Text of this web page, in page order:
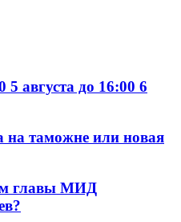
августа до 16:00 6
на таможне или новая
главы МИД